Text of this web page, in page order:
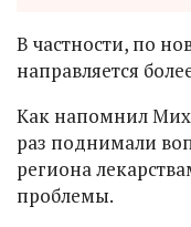
В частности, по
направляется
Как напомнил
раз поднимали
региона
проблемы.